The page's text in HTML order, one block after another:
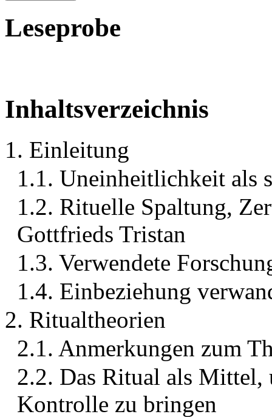
Leseprobe
Inhaltsverzeichnis
1. Einleitung
1.1. Uneinheitlichkeit als
1.2. Rituelle Spaltung,
Gottfrieds Tristan
1.3. Verwendete
1.4. Einbeziehung
2. Ritualtheorien
2.1. Anmerkungen zum
2.2. Das Ritual als
Kontrolle zu bringen